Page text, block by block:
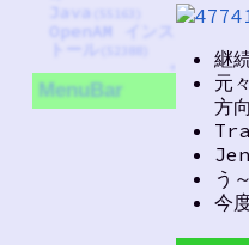
Java
OpenAM インス
トール
MenuBar
継
元
方
う
今